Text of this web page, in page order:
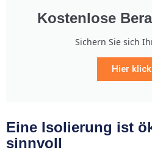
Kostenlose
Sichern Sie sich
Hier
Eine Isolierung ist
sinnvoll